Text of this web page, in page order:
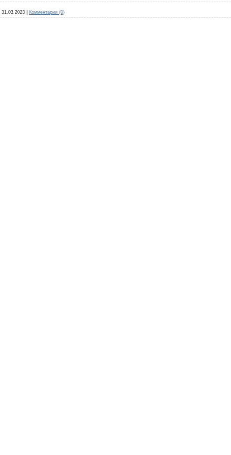
31.03.2023 Комментарии (0)